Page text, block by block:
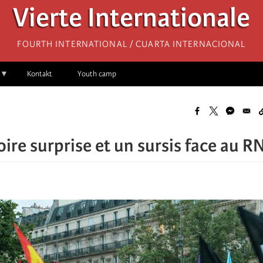
Vierte Internationale
Fourth International / Cuarta Internacional
Kontakt Youth camp
surprise et un sursis face au